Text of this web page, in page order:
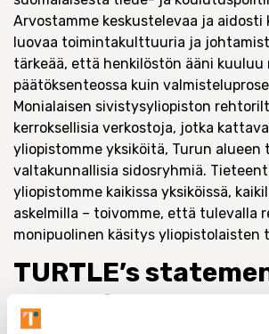
Arvostamme keskustelevaa ja aidosti
luovaa toimintakulttuuria ja
tärkeää, että henkilöstön ääni kuuluu
päätöksenteossa kuin
Monialaisen sivistysyliopiston
kerroksellisia verkostoja, jotka
yliopistomme yksiköitä, Turun alueen
valtakunnallisia sidosryhmiä.
yliopistomme kaikissa yksiköissä,
askelmilla – toivomme, että tulevalla
monipuolinen käsitys yliopistolaisten
TURTLE’s
regarding the